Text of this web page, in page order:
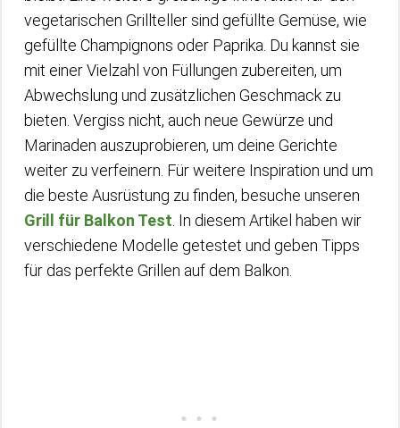
vegetarischen Grillteller sind gefüllte Gemüse, wie
gefüllte Champignons oder Paprika. Du kannst sie
mit einer Vielzahl von Füllungen zubereiten, um
Abwechslung und zusätzlichen Geschmack zu
bieten. Vergiss nicht, auch neue Gewürze und
Marinaden auszuprobieren, um deine Gerichte
weiter zu verfeinern. Für weitere Inspiration und um
die beste Ausrüstung zu finden, besuche unseren
Grill für Balkon Test . In diesem Artikel haben wir
verschiedene Modelle getestet und geben Tipps
für das perfekte Grillen auf dem Balkon.